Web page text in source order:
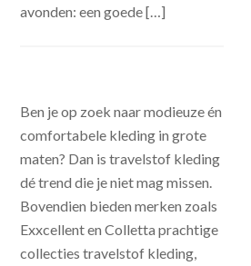
avonden: een goede […]
Ben je op zoek naar modieuze én
comfortabele kleding in grote
maten? Dan is travelstof kleding
dé trend die je niet mag missen.
Bovendien bieden merken zoals
Exxcellent en Colletta prachtige
collecties travelstof kleding,